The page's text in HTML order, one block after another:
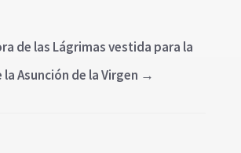
de las Lágrimas vestida para la
Asunción de la Virgen →